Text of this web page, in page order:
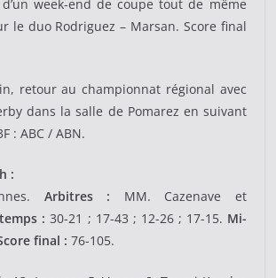
week-end de coupe tout de même
le duo Rodriguez – Marsan. Score final
retour au championnat régional avec
dans la salle de Pomarez en suivant
: ABC / ABN.
:
Arbitres : MM. Cazenave et
: 30-21 ; 17-43 ; 12-26 ; 17-15. Mi-
final : 76-105.